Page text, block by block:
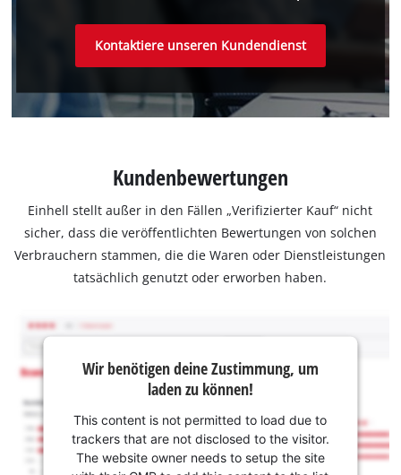
Kontaktiere unseren Kundendienst
Kundenbewertungen
Einhell stellt außer in den Fällen „Verifizierter Kauf“ nicht
sicher, dass die veröffentlichten Bewertungen von solchen
Verbrauchern stammen, die die Waren oder Dienstleistungen
tatsächlich genutzt oder erworben haben.
Wir benötigen deine Zustimmung, um
laden zu können!
This content is not permitted to load due to
trackers that are not disclosed to the visitor.
The website owner needs to setup the site